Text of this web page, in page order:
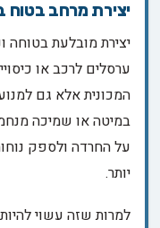
יצירת מרחב בטוח
יצירת מובלעת
ערסלים לרכב או
המכונית אלא גם
במיטה או שמיכה
על החרדה ולספק
יותר.
למרות שזה עשוי